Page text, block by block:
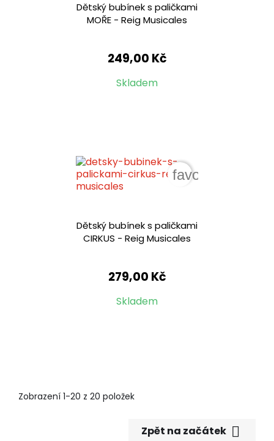
Dětský bubínek s paličkami
MOŘE - Reig Musicales
249,00 Kč
Skladem
Dětský bubínek s paličkami
CIRKUS - Reig Musicales
279,00 Kč
Skladem
favorite_border
Zobrazení 1-20 z 20 položek
Zpět na začátek 